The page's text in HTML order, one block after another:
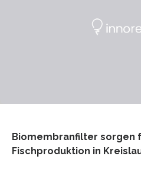
Biomembranfilter sorgen
Fischproduktion in